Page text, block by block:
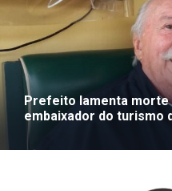
Prefeito lamenta morte
embaixador do turismo